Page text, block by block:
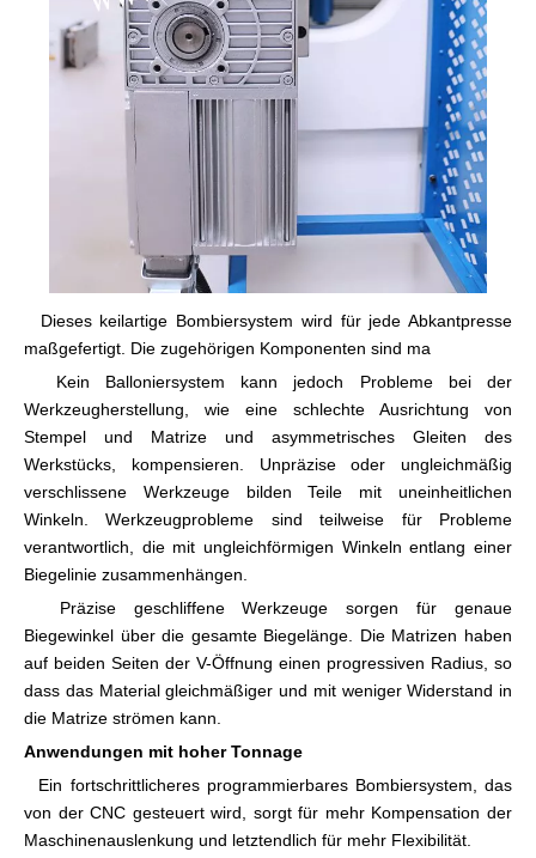
Dieses keilartige Bombiersystem wird für jede Abkantpresse
maßgefertigt. Die zugehörigen Komponenten sind ma
Kein Balloniersystem kann jedoch Probleme bei der
Werkzeugherstellung, wie eine schlechte Ausrichtung von
Stempel und Matrize und asymmetrisches Gleiten des
Werkstücks, kompensieren. Unpräzise oder ungleichmäßig
verschlissene Werkzeuge bilden Teile mit uneinheitlichen
Winkeln. Werkzeugprobleme sind teilweise für Probleme
verantwortlich, die mit ungleichförmigen Winkeln entlang einer
Biegelinie zusammenhängen.
Präzise geschliffene Werkzeuge sorgen für genaue
Biegewinkel über die gesamte Biegelänge. Die Matrizen haben
auf beiden Seiten der V-Öffnung einen progressiven Radius, so
dass das Material gleichmäßiger und mit weniger Widerstand in
die Matrize strömen kann.
Anwendungen mit hoher Tonnage
Ein fortschrittlicheres programmierbares Bombiersystem, das
von der CNC gesteuert wird, sorgt für mehr Kompensation der
Maschinenauslenkung und letztendlich für mehr Flexibilität.